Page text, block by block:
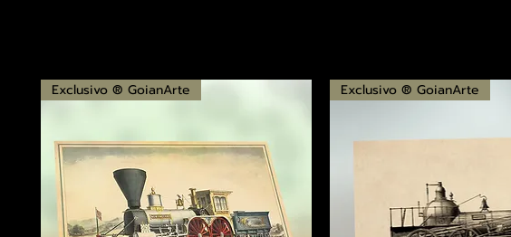
Exclusivo ® GoianArte Exclusivo ® GoianArte